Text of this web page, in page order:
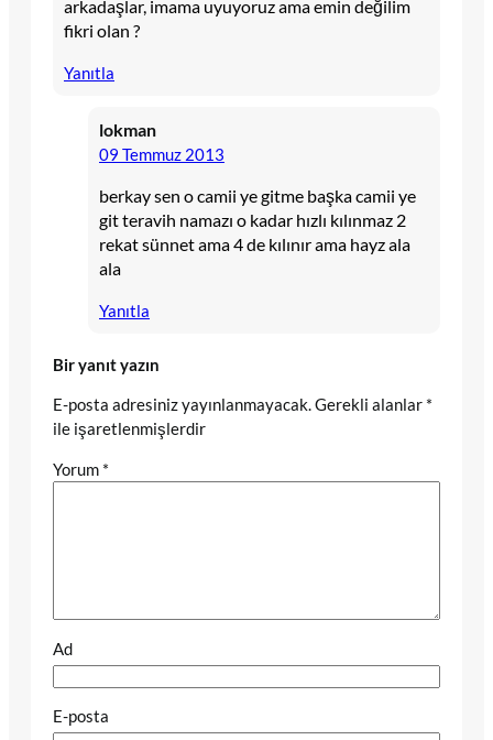
arkadaşlar, imama uyuyoruz ama emin değilim
fikri olan ?
Yanıtla
lokman
09 Temmuz 2013
berkay sen o camii ye gitme başka camii ye
git teravih namazı o kadar hızlı kılınmaz 2
rekat sünnet ama 4 de kılınır ama hayz ala
ala
Yanıtla
Bir yanıt yazın
E-posta adresiniz yayınlanmayacak.Gerekli alanlar *
ile işaretlenmişlerdir
Yorum *
Ad
E-posta